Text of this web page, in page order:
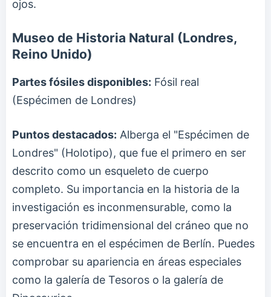
ojos.
Museo de Historia Natural (Londres,
Reino Unido)
Partes fósiles disponibles: Fósil real
(Espécimen de Londres)
Puntos destacados: Alberga el "Espécimen de
Londres" (Holotipo), que fue el primero en ser
descrito como un esqueleto de cuerpo
completo. Su importancia en la historia de la
investigación es inconmensurable, como la
preservación tridimensional del cráneo que no
se encuentra en el espécimen de Berlín. Puedes
comprobar su apariencia en áreas especiales
como la galería de Tesoros o la galería de